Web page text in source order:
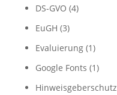
DS-GVO (4)
EuGH (3)
Evaluierung(1)
Google Fonts (1)
Hinweisgeberschutz